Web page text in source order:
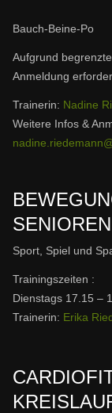
Bauch-Beine-Po
Aufgrund
Anmeldung
Trainerin: Nadine
Weitere Infos &
ENIOREN
Sport, Spiel und
Trainingszeiten :
Dienstags 17.15 –
Trainerin: Erika